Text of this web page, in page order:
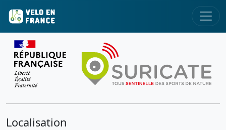
Localisation